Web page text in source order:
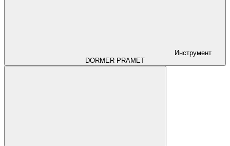
Инструмент
DORMER PRAMET